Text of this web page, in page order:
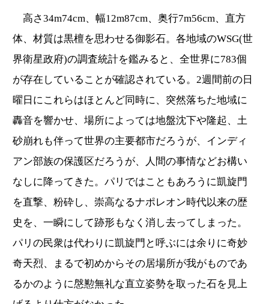
高さ34m74cm、幅12m87cm、奥行7m56cm、直方
体、材質は黒檀を思わせる御影石。各地域のWSG(世
界衛星政府)の調査統計を鑑みると、全世界に783個
が存在していることが確認されている。2週間前の日
曜日にこれらはほとんど同時に、突然落ちた地域に
轟音を響かせ、場所によっては地盤沈下や隆起、土
砂崩れも伴って世界の主要都市だろうが、インディ
アン部族の保護区だろうが、人間の事情などお構い
なしに降ってきた。パリではこともあろうに凱旋門
を直撃、粉砕し、崇高なるナポレオン時代以来の歴
史を、一瞬にして跡形もなく消し去ってしまった。
パリの民衆は代わりに凱旋門と呼ぶには余りに奇妙
奇天烈、まるで初めからその居場所が我がものであ
るかのように慇懃無礼な直立姿勢を取った石を見上